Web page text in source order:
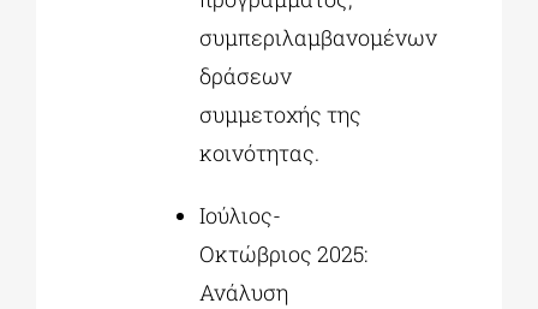
συμπεριλαμβανομένων
δράσεων
συμμετοχής της
κοινότητας.
Ιούλιος-
Οκτώβριος 2025:
Ανάλυση